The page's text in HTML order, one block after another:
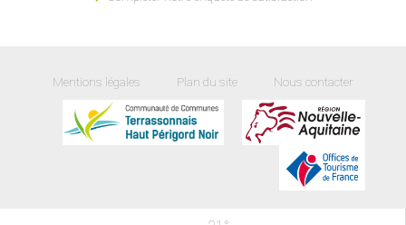
Mentions légales Plan du site Nous contacter